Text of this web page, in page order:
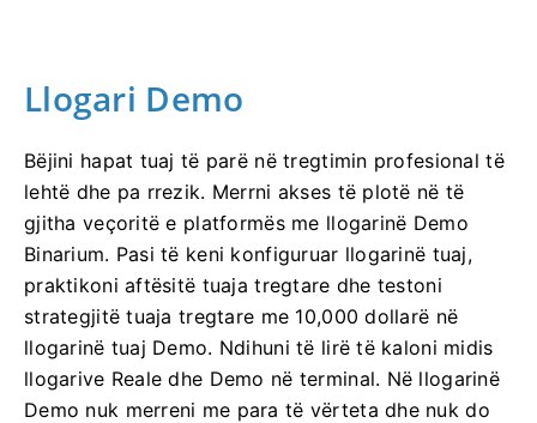
Llogari Demo
Bëjini hapat tuaj të parë në tregtimin profesional të
lehtë dhe pa rrezik. Merrni akses të plotë në të
gjitha veçoritë e platformës me llogarinë Demo
Binarium. Pasi të keni konfiguruar llogarinë tuaj,
praktikoni aftësitë tuaja tregtare dhe testoni
strategjitë tuaja tregtare me 10,000 dollarë në
llogarinë tuaj Demo. Ndihuni të lirë të kaloni midis
llogarive Reale dhe Demo në terminal. Në llogarinë
Demo nuk merreni me para të vërteta dhe nuk do